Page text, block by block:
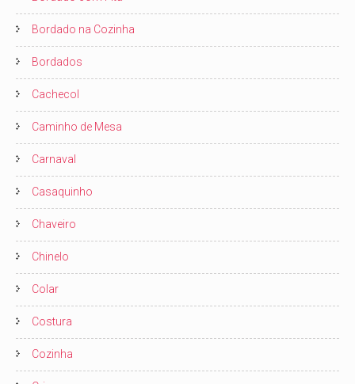
Bordado na Cozinha
Bordados
Cachecol
Caminho de Mesa
Carnaval
Casaquinho
Chaveiro
Chinelo
Colar
Costura
Cozinha